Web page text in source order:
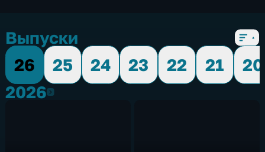
Выпуски
26
25 24 23 22 21
20
20262026